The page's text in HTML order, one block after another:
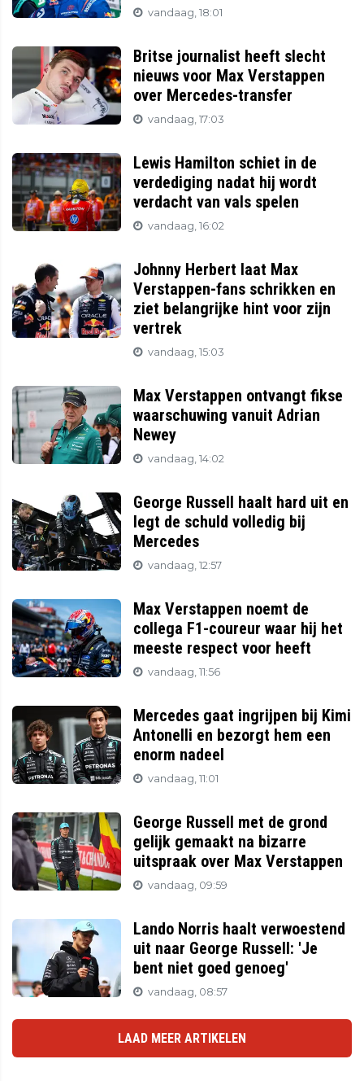
vandaag, 18:01
Britse journalist heeft slecht
nieuws voor Max Verstappen
over Mercedes-transfer
vandaag, 17:03
Lewis Hamilton schiet in de
verdediging nadat hij wordt
verdacht van vals spelen
vandaag, 16:02
Johnny Herbert laat Max
Verstappen-fans schrikken en
ziet belangrijke hint voor zijn
vertrek
vandaag, 15:03
Max Verstappen ontvangt fikse
waarschuwing vanuit Adrian
Newey
vandaag, 14:02
George Russell haalt hard uit en
legt de schuld volledig bij
Mercedes
vandaag, 12:57
Max Verstappen noemt de
collega F1-coureur waar hij het
meeste respect voor heeft
vandaag, 11:56
Mercedes gaat ingrijpen bij Kimi
Antonelli en bezorgt hem een
enorm nadeel
vandaag, 11:01
George Russell met de grond
gelijk gemaakt na bizarre
uitspraak over Max Verstappen
vandaag, 09:59
Lando Norris haalt verwoestend
uit naar George Russell: 'Je
bent niet goed genoeg'
vandaag, 08:57
LAAD MEER ARTIKELEN